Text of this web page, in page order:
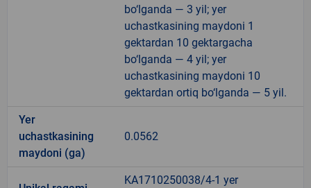
bo‘lganda — 3 yil; yer
uchastkasining maydoni 1
gektardan 10 gektargacha
bo‘lganda — 4 yil; yer
uchastkasining maydoni 10
gektardan ortiq bo‘lganda — 5 yil.
Yer
uchastkasining
maydoni (ga)
0.0562
KA1710250038/4-1 yer